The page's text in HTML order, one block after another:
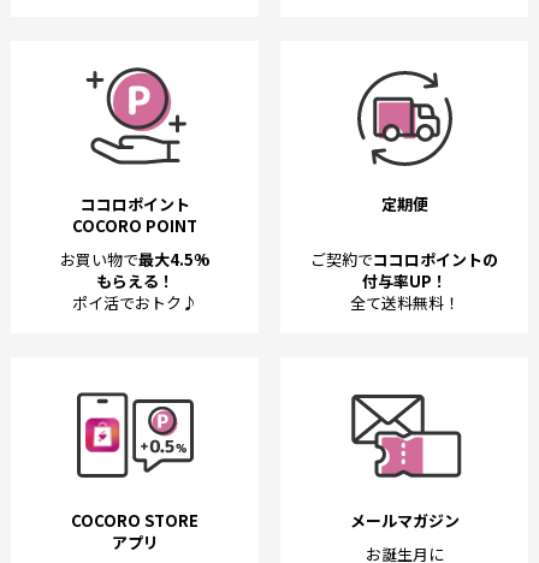
ココロポイント
COCORO POINT
お買い物で最大4.5%
もらえる！
ポイ活でおトク♪
定期便
ご契約でココロポイントの
付与率UP！
全て送料無料！
COCORO STORE
アプリ
メールマガジン
お誕生月に